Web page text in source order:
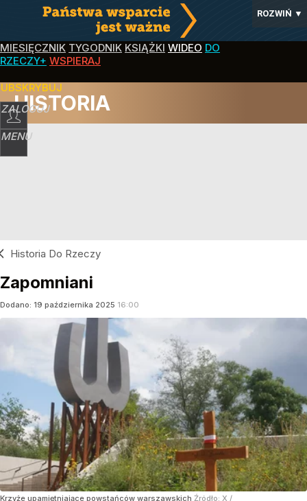
ROZWIŃ ▼
MIESIĘCZNIK TYGODNIK KSIĄŻKI WIDEO DO
RZECZY+ WSPIERAJ
ZALOGUJ
MENU
HISTORIA
Historia Do Rzeczy
Zapomniani
Dodano: 19 października 2025 16:00
Krzyże upamiętniające powstańców warszawskich Źródło: X /